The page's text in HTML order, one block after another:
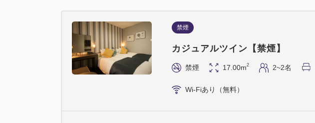
禁煙
カジュアルツイン【禁煙】
禁煙 17.00m2 2~2名
Wi-Fiあり（無料）